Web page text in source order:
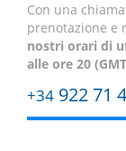
Con una
prenotazione e
nostri orari di
alle ore 20
+34 922 71